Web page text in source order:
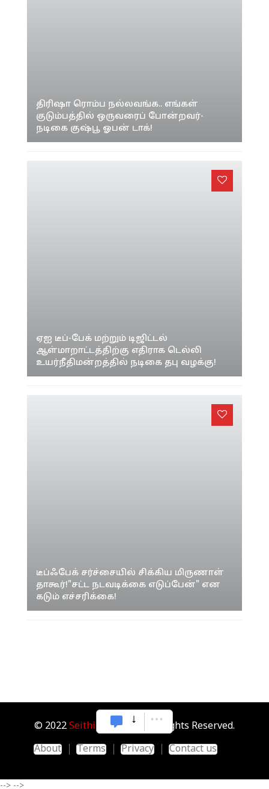
திரிஷா ரொம்ப நல்லவங்க.. எங்கள்
குடும்பத்தில் ஒருவரைப் போன்றவர்-
நடிகை குஷ்பூ ஓபன் டாக்!
ஏஐ டீப்-பேக் மற்றும் டிஜிட்டல்
ஆள்மாறாட்டத்திற்கு எதிராக டெல்லி
உயர்நீதிமன்றத்தில் நடிகை தபு வழக்கு!
டீப்ஃபேக் சர்ச்சையில் சிக்கிய மிருணாள்
தாகூர்!"சட்ட நடவடிக்கை எடுப்பேன்" என
கடும் எச்சரிக்கை!
© 2022 Seithipunal.com
. All Rights Reserved.
About
Terms Privacy Contact us
--> -->